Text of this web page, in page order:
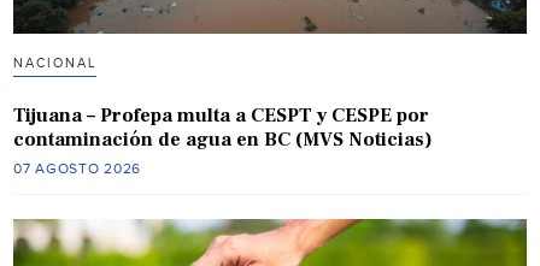
NACIONAL
Tijuana – Profepa multa a CESPT y CESPE por
contaminación de agua en BC (MVS Noticias)
07 AGOSTO 2026